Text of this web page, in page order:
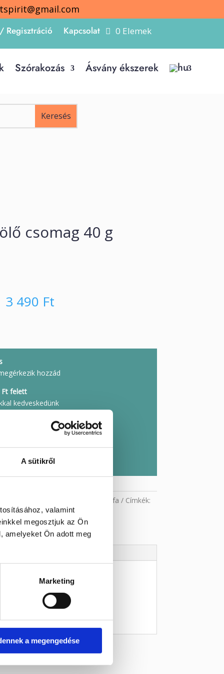
A sütikről
valamint
megosztjuk az Ön
amelyeket Ön adott meg
Marketing
a megengedése
Regisztráció
Kapcsolat 0 Elemek
Szórakozás Ásvány ékszerek
csomag 40 g
3 490 Ft
hozzád
Ft felett
kedveskedünk
beszerezve
és küldjük az árát
Szantálfa
Címkék: